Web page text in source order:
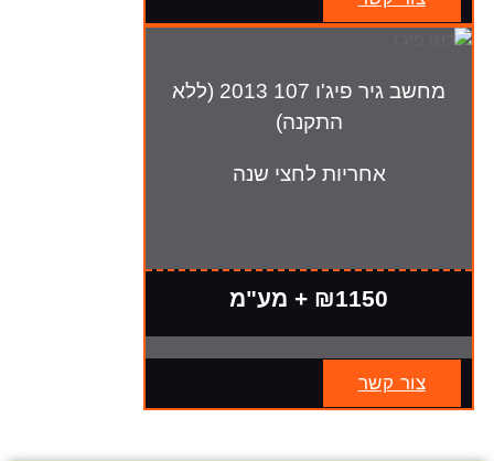
מחשב גיר פיג'ו 107 2013 (ללא
התקנה)
אחריות לחצי שנה
₪1150 + מע"מ
צור קשר